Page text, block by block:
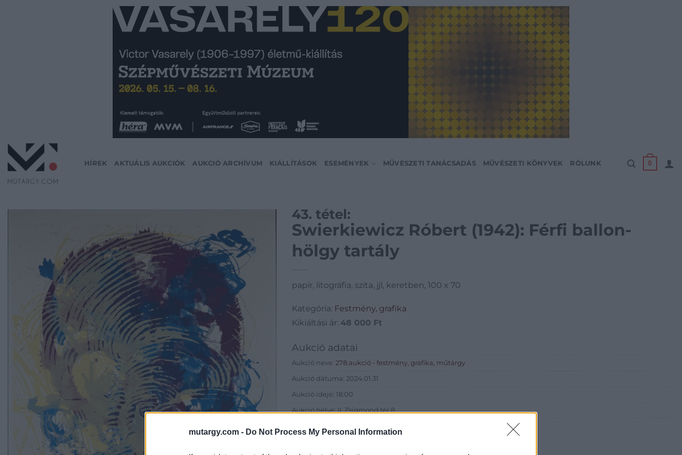
mutargy.com - Do Not Process My Personal Information
HÍREK AKTUÁLIS AUKCIÓK AUKCIÓ ARCHÍVUM KIÁLLÍTÁSOK ESEMÉNYEK MŰVÉSZETI TANÁCSADÁS MŰVÉSZETI KÖNYVEK RÓLUNK 0
43. tétel:
Swierkiewicz Róbert (1942): Férfi ballon-
hölgy tartály
papír, litográfia, szita, jjl, keretben, 100 x 70
Kategória: Festmény, grafika
Kikiáltási ár: 48 000 Ft
Aukció adatai
Aukció neve: 278.aukció - festmény, grafika, műtárgy
Aukció dátuma: 2024.01.31
Aukció ideje: 18:00
Aukció helye: II. Zsigmond tér 8.